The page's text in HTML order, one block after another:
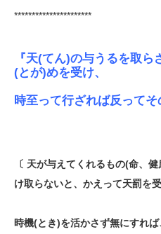
**********************
『天(てん)の与うるを取
(とが)めを受け、
時至って行ざれば反ってそ
〔 天が与えてくれるもの(命、
け取らないと、かえって天罰を受
時機(とき)を活かさず無にすれば